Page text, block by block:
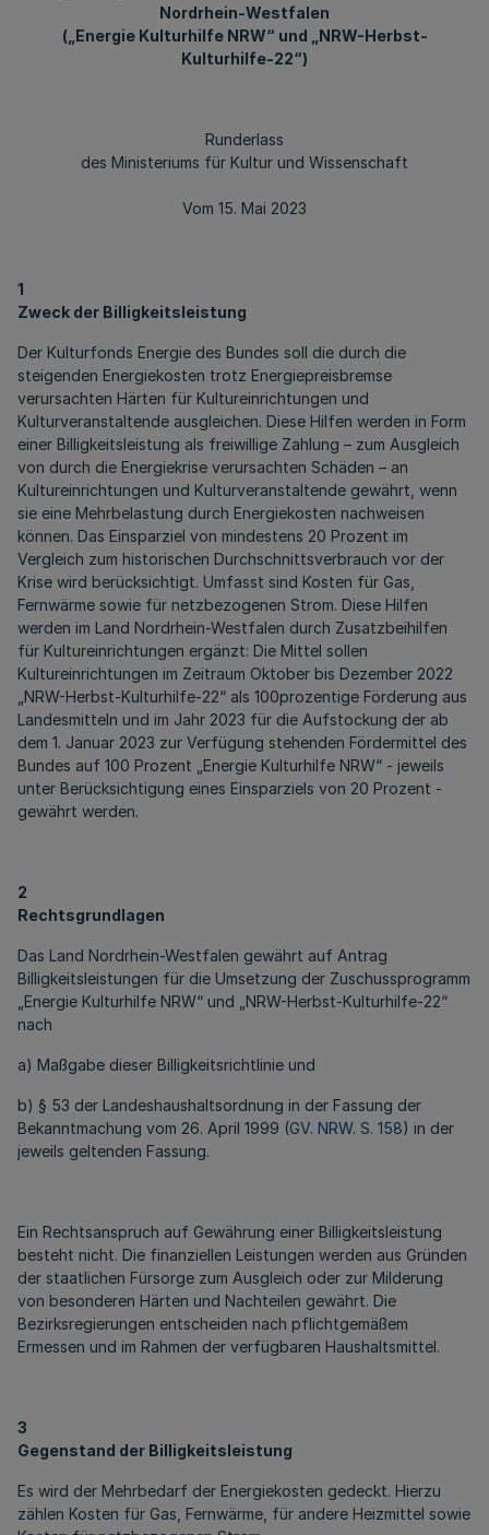
Nordrhein-Westfalen
(„Energie Kulturhilfe NRW“ und „NRW-Herbst-
Kulturhilfe-22“)
Runderlass
des Ministeriums für Kultur und Wissenschaft
Vom 15. Mai 2023
1
Zweck der Billigkeitsleistung
Der Kulturfonds Energie des Bundes soll die durch die
steigenden Energiekosten trotz Energiepreisbremse
verursachten Härten für Kultureinrichtungen und
Kulturveranstaltende ausgleichen. Diese Hilfen werden in Form
einer Billigkeitsleistung als freiwillige Zahlung – zum Ausgleich
von durch die Energiekrise verursachten Schäden – an
Kultureinrichtungen und Kulturveranstaltende gewährt, wenn
sie eine Mehrbelastung durch Energiekosten nachweisen
können. Das Einsparziel von mindestens 20 Prozent im
Vergleich zum historischen Durchschnittsverbrauch vor der
Krise wird berücksichtigt. Umfasst sind Kosten für Gas,
Fernwärme sowie für netzbezogenen Strom. Diese Hilfen
werden im Land Nordrhein-Westfalen durch Zusatzbeihilfen
für Kultureinrichtungen ergänzt: Die Mittel sollen
Kultureinrichtungen im Zeitraum Oktober bis Dezember 2022
„NRW-Herbst-Kulturhilfe-22“ als 100prozentige Förderung aus
Landesmitteln und im Jahr 2023 für die Aufstockung der ab
dem 1. Januar 2023 zur Verfügung stehenden Fördermittel des
Bundes auf 100 Prozent „Energie Kulturhilfe NRW“ - jeweils
unter Berücksichtigung eines Einsparziels von 20 Prozent -
gewährt werden.
2
Rechtsgrundlagen
Das Land Nordrhein-Westfalen gewährt auf Antrag
Billigkeitsleistungen für die Umsetzung der Zuschussprogramm
„Energie Kulturhilfe NRW“ und „NRW-Herbst-Kulturhilfe-22“
nach
a) Maßgabe dieser Billigkeitsrichtlinie und
b) § 53 der Landeshaushaltsordnung in der Fassung der
Bekanntmachung vom 26. April 1999 (GV. NRW. S. 158) in der
jeweils geltenden Fassung.
Ein Rechtsanspruch auf Gewährung einer Billigkeitsleistung
besteht nicht. Die finanziellen Leistungen werden aus Gründen
der staatlichen Fürsorge zum Ausgleich oder zur Milderung
von besonderen Härten und Nachteilen gewährt. Die
Bezirksregierungen entscheiden nach pflichtgemäßem
Ermessen und im Rahmen der verfügbaren Haushaltsmittel.
3
Gegenstand der Billigkeitsleistung
Es wird der Mehrbedarf der Energiekosten gedeckt. Hierzu
zählen Kosten für Gas, Fernwärme, für andere Heizmittel sowie